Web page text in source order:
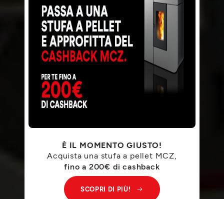
È IL MOMENTO GIUSTO!
Acquista una stufa a pellet MCZ,
fino a 200€ di cashback
SCOPRI DI PIÙ!